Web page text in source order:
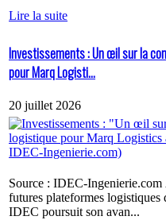
Lire la suite
Investissements : Un œil sur la
pour Marq Logisti...
20 juillet 2026
Source : IDEC-
futures plateformes
IDEC poursuit son avan...